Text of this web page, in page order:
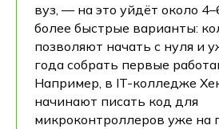
вуз, — на это уйдёт около
более быстрые варианты:
позволяют начать с нуля и
года собрать первые
Например, в IT-колледже
начинают писать код для
микроконтроллеров уже на